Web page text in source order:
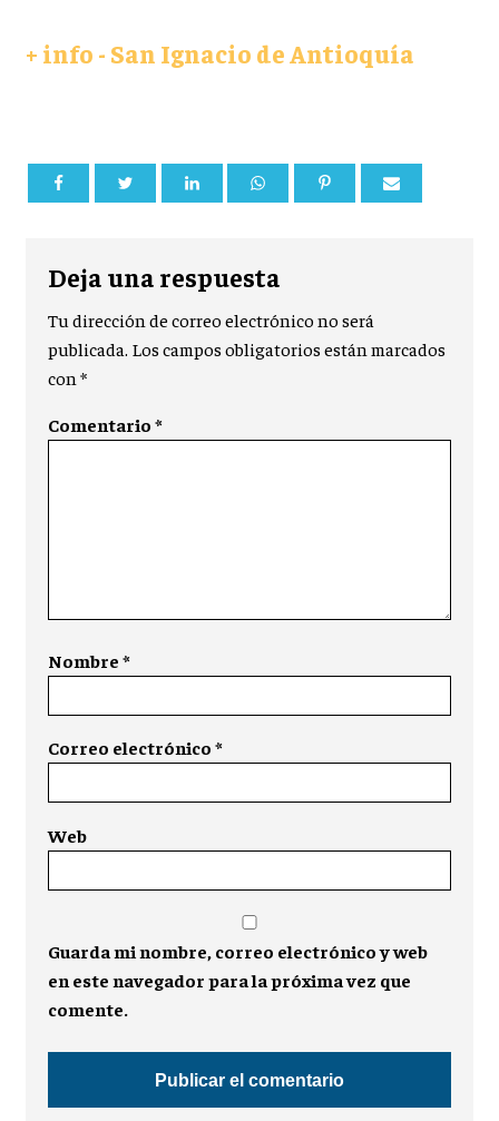
+ info - San Ignacio de Antioquía
Deja una respuesta
Tu dirección de correo electrónico no será
publicada. Los campos obligatorios están marcados
con*
Comentario*
Nombre*
Correo electrónico*
Web
Guarda mi nombre, correo electrónico y web
en este navegador para la próxima vez que
comente.